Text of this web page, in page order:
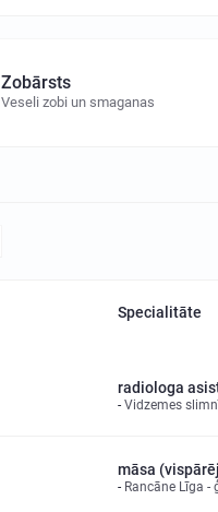
Zobārsts
Veseli zobi un smaganas
Specialitāte
radiologa
Vidzemes
māsa
Rancāne Līga -